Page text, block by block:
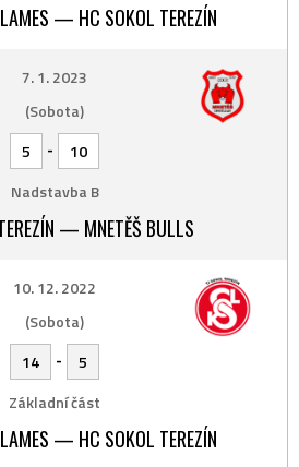
— HC SOKOL TEREZÍN
7. 1. 2023
(Sobota)
5
-
10
Nadstavba B
— MNETĚŠ BULLS
10. 12. 2022
(Sobota)
14
-
5
Základní část
— HC SOKOL TEREZÍN